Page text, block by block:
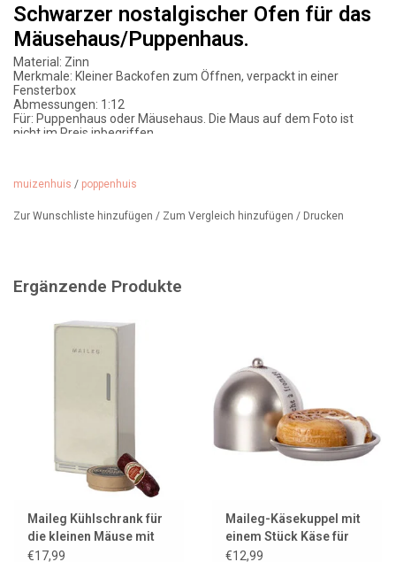
Schwarzer nostalgischer Ofen für das
Mäusehaus/Puppenhaus.
Material: Zinn
Merkmale: Kleiner Backofen zum Öffnen, verpackt in einer
Fensterbox
Abmessungen: 1:12
Für: Puppenhaus oder Mäusehaus. Die Maus auf dem Foto ist
nicht im Preis inbegriffen.
muizenhuis / poppenhuis
Zur Wunschliste hinzufügen / Zum Vergleich hinzufügen / Drucken
Ergänzende Produkte
Maileg Kühlschrank für
die kleinen Mäuse mit
Wurst und Camembert
€17,99
Maileg-Käsekuppel mit
einem Stück Käse für
die kleinen Mäuse
€12,99